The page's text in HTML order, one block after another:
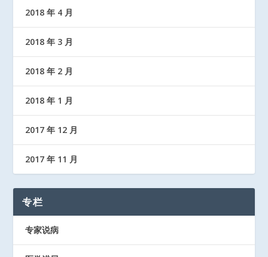
2018 年 4 月
2018 年 3 月
2018 年 2 月
2018 年 1 月
2017 年 12 月
2017 年 11 月
专栏
专家说病